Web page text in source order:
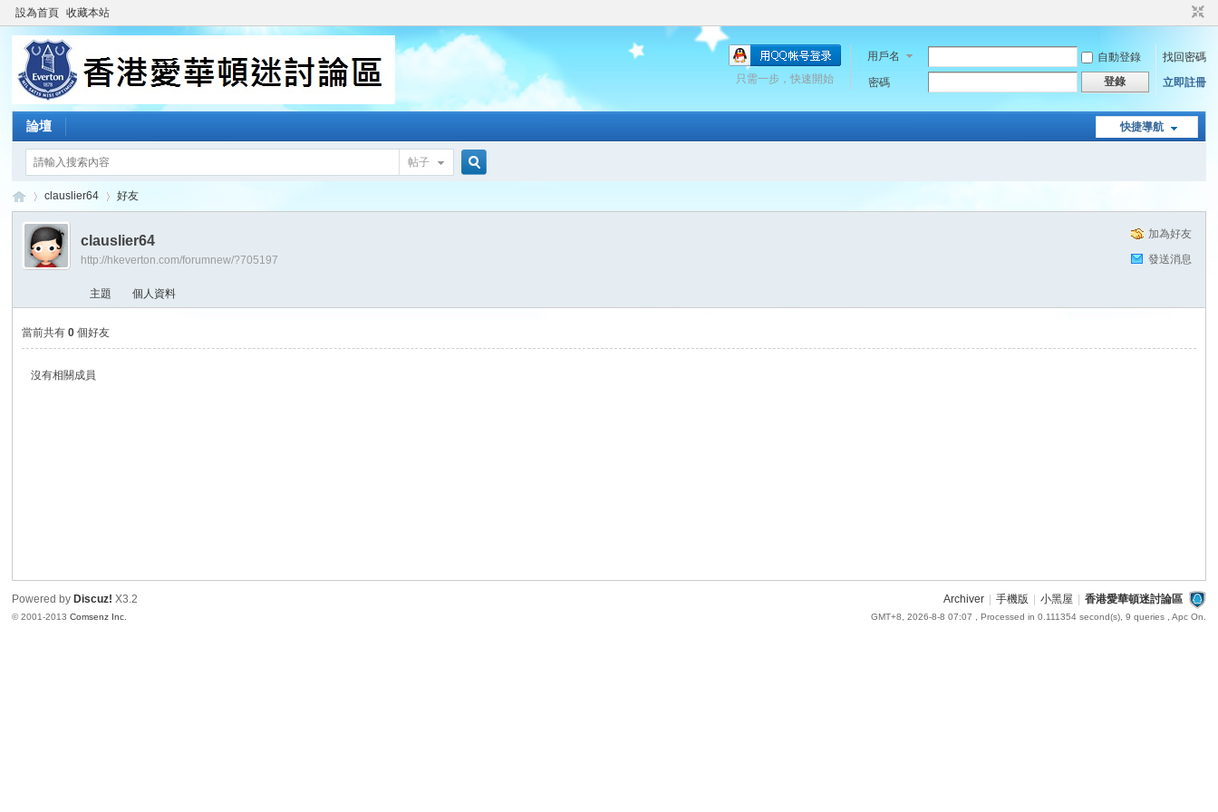
設為首頁 收藏本站
用戶名 自動登錄
找回密碼
密碼
登錄 立即註冊
只需一步，快速開始
快捷導航
論壇
帖子
›
clauslier64 好友
加為好友
發送消息
clauslier64
http://hkeverton.com/forumnew/?705197
主題 個人資料
當前共有0 個好友
沒有相關成員
Archiver 手機版 小黑屋 香港愛華頓迷討論區
GMT+8, 2026-8-8 07:07 , Processed in 0.111354 second(s), 9 queries , Apc On.
Powered by Discuz! X3.2
© 2001-2013Comsenz Inc.